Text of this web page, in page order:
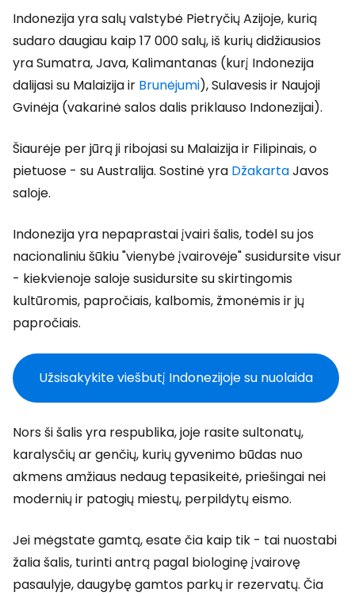
Indonezija yra salų valstybė Pietryčių Azijoje, kurią
sudaro daugiau kaip 17 000 salų, iš kurių didžiausios
yra Sumatra, Java, Kalimantanas (kurį Indonezija
dalijasi su Malaizija ir Brunėjumi), Sulavesis ir Naujoji
Gvinėja (vakarinė salos dalis priklauso Indonezijai).
Šiaurėje per jūrą ji ribojasi su Malaizija ir Filipinais, o
pietuose - su Australija. Sostinė yra DžakartaJavos
saloje.
Indonezija yra nepaprastai įvairi šalis, todėl su jos
nacionaliniu šūkiu "vienybė įvairovėje" susidursite visur
- kiekvienoje saloje susidursite su skirtingomis
kultūromis, papročiais, kalbomis, žmonėmis ir jų
papročiais.
Užsisakykite viešbutį Indonezijoje su nuolaida
Nors ši šalis yra respublika, joje rasite sultonatų,
karalysčių ar genčių, kurių gyvenimo būdas nuo
akmens amžiaus nedaug tepasikeitė, priešingai nei
modernių ir patogių miestų, perpildytų eismo.
Jei mėgstate gamtą, esate čia kaip tik - tai nuostabi
žalia šalis, turinti antrą pagal biologinę įvairovę
pasaulyje, daugybę gamtos parkų ir rezervatų. Čia